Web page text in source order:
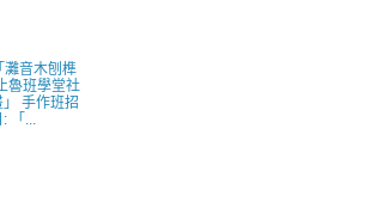
灘音木刨榫
魯班學堂社
手作班招
「...